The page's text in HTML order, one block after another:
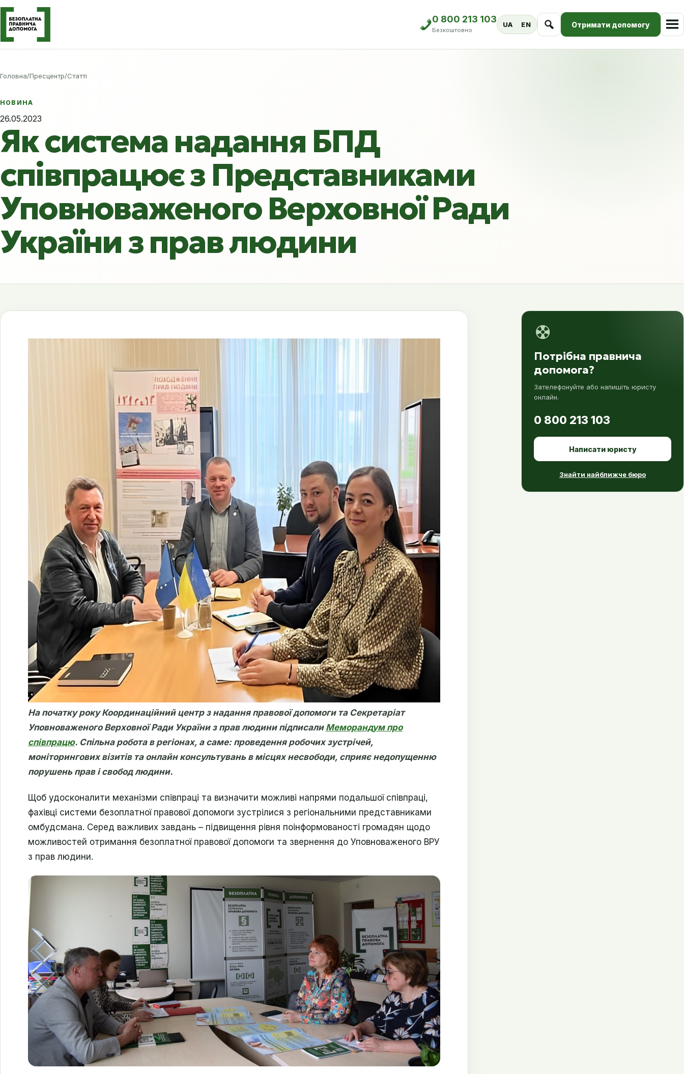
0 800 213 103
Безкоштовно
UA EN Отримати допомогу
Головна/Пресцентр/Статті
НОВИНА
26.05.2023
Як система надання БПД
співпрацює з Представниками
Уповноваженого Верховної Ради
України з прав людини
На початку року Координаційний центр з надання правової допомоги та Секретаріат
Уповноваженого Верховної Ради України з прав людини підписали Меморандум про
співпрацю. Спільна робота в регіонах, а саме: проведення робочих зустрічей,
моніторингових візитів та онлайн консультувань в місцях несвободи, сприяє недопущенню
порушень прав і свобод людини.
Щоб удосконалити механізми співпраці та визначити можливі напрями подальшої співпраці,
фахівці системи безоплатної правової допомоги зустрілися з регіональними представниками
омбудсмана. Серед важливих завдань – підвищення рівня поінформованості громадян щодо
можливостей отримання безоплатної правової допомоги та звернення до Уповноваженого ВРУ
з прав людини.
Потрібна правнича
допомога?
Зателефонуйте або напишіть юристу
онлайн.
0 800 213 103
Написати юристу
Знайти найближче бюро